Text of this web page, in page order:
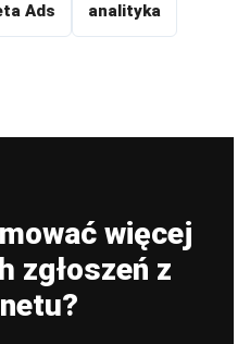
Ads analityka
więcej
zgłoszeń z